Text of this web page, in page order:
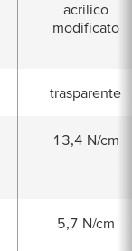
acrilico
modificato
trasparente
13,4 N/cm
5,7 N/cm